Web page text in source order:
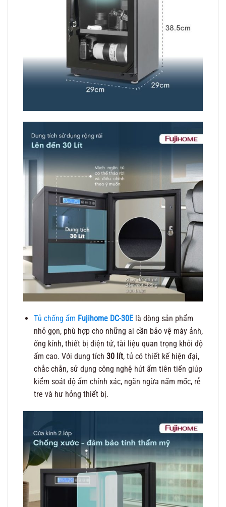
Tủ chống ẩm Fujihome DC-30Elà dòng sản phẩm
nhỏ gọn, phù hợp cho những ai cần bảo vệ máy ảnh,
ống kính, thiết bị điện tử, tài liệu quan trọng khỏi độ
ẩm cao. Với dung tích 30 lít, tủ có thiết kế hiện đại,
chắc chắn, sử dụng công nghệ hút ẩm tiên tiến giúp
kiểm soát độ ẩm chính xác, ngăn ngừa nấm mốc, rễ
tre và hư hỏng thiết bị.